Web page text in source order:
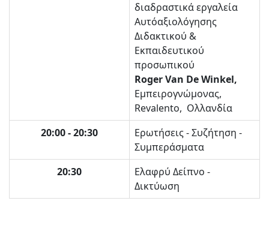
διαδραστικά εργαλεία
Αυτόαξιολόγησης
Διδακτικού &
Εκπαιδευτικού
προσωπικού
Roger Van De Winkel,
Εμπειρογνώμονας,
Revalento, Ολλανδία
20:00 - 20:30
Ερωτήσεις - Συζήτηση -
Συμπεράσματα
20:30
Ελαφρύ Δείπνο -
Δικτύωση